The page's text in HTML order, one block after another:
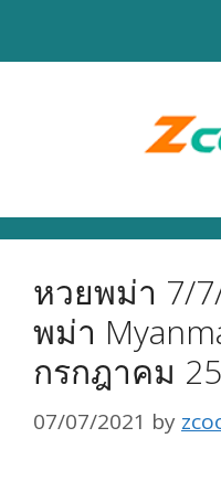
หวยพม่า 7/
พม่า
กรกฎาคม
07/07/2021 by